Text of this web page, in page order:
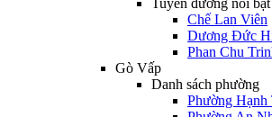
Tuyến đường nổi bật
Chế Lan Viên
Dương Đức
Phan Chu
Gò Vấp
Danh sách phường
Phường Hạnh